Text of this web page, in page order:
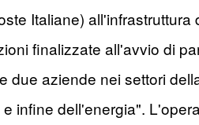
Italiane)
finalizzate all'avvio di
due aziende nei settori
infine dell'energia".